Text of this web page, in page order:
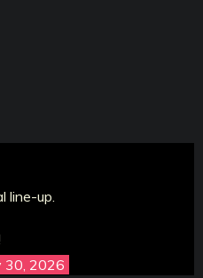
line-up.
30, 2026